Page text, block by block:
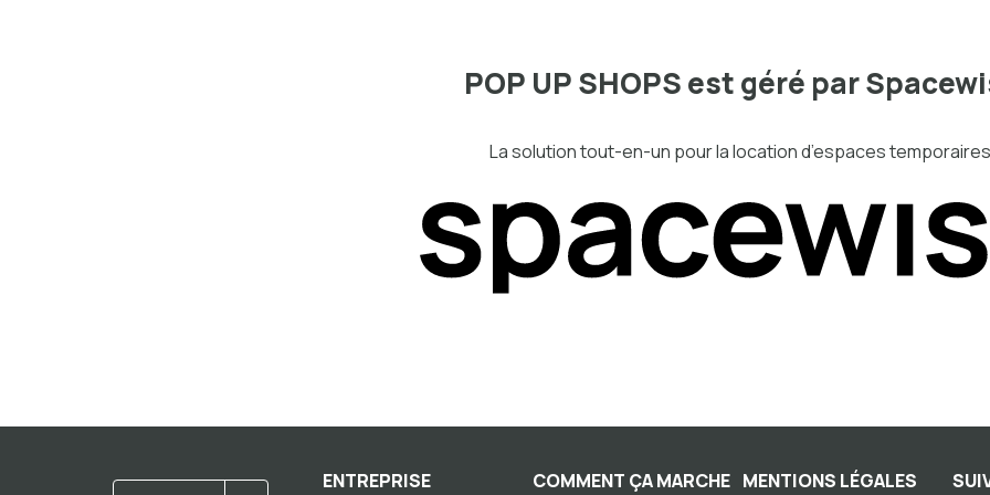
POP UP SHOPS est géré par
La solution tout-en-un pour la location d’espaces
ENTREPRISE COMMENT ÇA MARCHE MENTIONS LÉGALES